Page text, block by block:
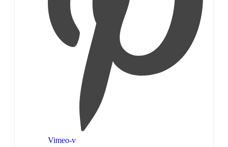
Vimeo-v